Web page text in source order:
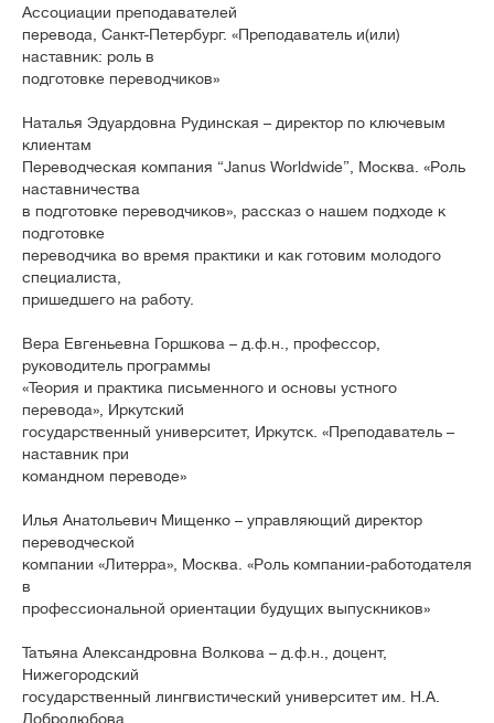
Ассоциации преподавателей
перевода, Санкт-Петербург. «Преподаватель и(или)
наставник: роль в
подготовке переводчиков»
Наталья Эдуардовна Рудинская – директор по ключевым
клиентам
Переводческая компания “Janus Worldwide”, Москва. «Роль
наставничества
в подготовке переводчиков», рассказ о нашем подходе к
подготовке
переводчика во время практики и как готовим молодого
специалиста,
пришедшего на работу.
Вера Евгеньевна Горшкова – д.ф.н., профессор,
руководитель программы
«Теория и практика письменного и основы устного
перевода», Иркутский
государственный университет, Иркутск. «Преподаватель –
наставник при
командном переводе»
Илья Анатольевич Мищенко – управляющий директор
переводческой
компании «Литерра», Москва. «Роль компании-работодателя
в
профессиональной ориентации будущих выпускников»
Татьяна Александровна Волкова – д.ф.н., доцент,
Нижегородский
государственный лингвистический университет им. Н.А.
Добролюбова,